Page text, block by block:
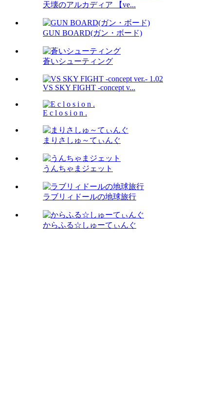
天壊のアルカディア 【ve...
GUN BOARD(ガン・ボード)
蒼いシューティング
VS SKY FIGHT -concept v...
E c l o s i o n .
まりさしゅ～てぃんぐ
うんちゃまジェット
ラブリィドールの地球旅行
からふる☆しゅーてぃんぐ